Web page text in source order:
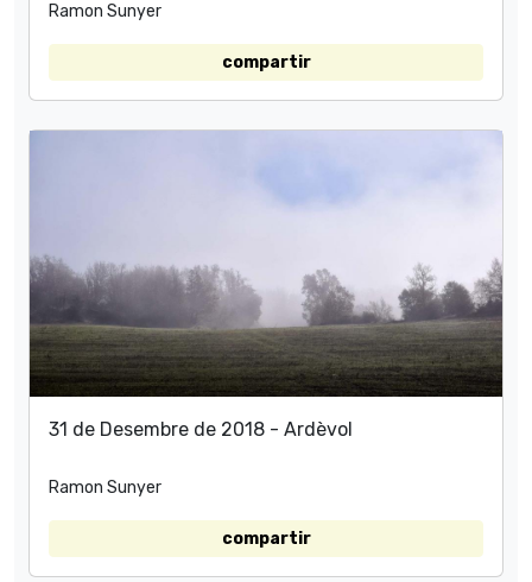
Ramon Sunyer
compartir
31 de Desembre de 2018 - Ardèvol
Ramon Sunyer
compartir